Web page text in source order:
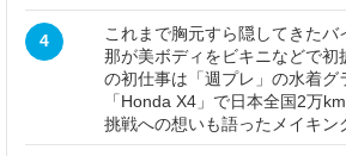
4
これまで胸元すら隠してきた
那が美ボディをビキニなどで初
の初仕事は「週プレ」の水着グ
「Honda X4」で日本全国2万
挑戦への想いも語ったメイキン